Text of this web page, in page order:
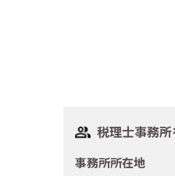
税理士事務所
事務所所在地